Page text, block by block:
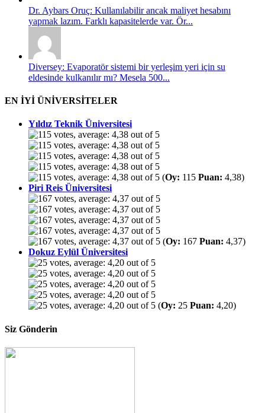
Dr. Aybars Oruç: Kullanılabilir ancak maliyet hesabını
yapmak lazım. Farklı kapasitelerde var. Ör...
Diversey: Evaporatör sistemi bir yerleşim yeri için su
eldesinde kulkanılır mı? Mesela 500...
EN İYİ ÜNİVERSİTELER
Yıldız Teknik Üniversitesi
(Oy: 115 Puan: 4,38)
Piri Reis Üniversitesi
(Oy: 167 Puan: 4,37)
Dokuz Eylül Üniversitesi
(Oy: 25 Puan: 4,20)
Siz Gönderin